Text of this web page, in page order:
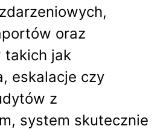
oraz
takich jak
eskalacje czy
z
system skutecznie